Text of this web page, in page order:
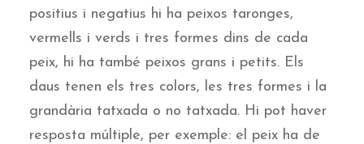
positius i negatius hi ha peixos taronges,
vermells i verds i tres formes dins de cada
peix, hi ha també peixos grans i petits. Els
daus tenen els tres colors, les tres formes i la
grandària tatxada o no tatxada. Hi pot haver
resposta múltiple, per exemple: el peix ha de